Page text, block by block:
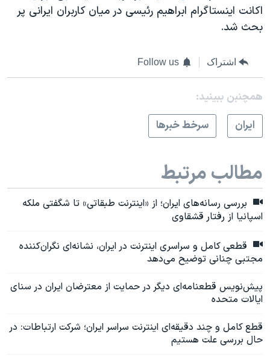
اکانت‌ اینستاگرام ابراهیم رئیسی در میان کاربران ایرانی پر
بحث شد.
اشتراک Follow us
همچنبن ببینید:
ايران
سرخط خبرها
مطالب مرتبط
بررسی رسانه‌های ایران؛ از «اینترنت طبقاتی» تا شگفتی ملکه
اسپانیا از رفتار قشقاوی
قطعی کامل و سراسری اینترنت در ایران، نشانه‌ای نگران‌کننده
مجتبی چنانی توضیح می‌دهد
پیش‌نویس قطعنامه‌ای دیگر در حمایت از معترضان ایران در سنای
ایالات متحده
قطع کامل و چند دقیقه‌ای اینترنت سراسر ایران؛ شرکت ارتباطات: در
حال بررسی علت هستیم